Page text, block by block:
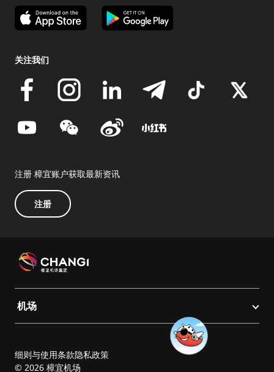
关注我们
注册 樟宜账户获取最新资讯
注册
机场
细则与使用条款隐私政策
© 2026 樟宜机场